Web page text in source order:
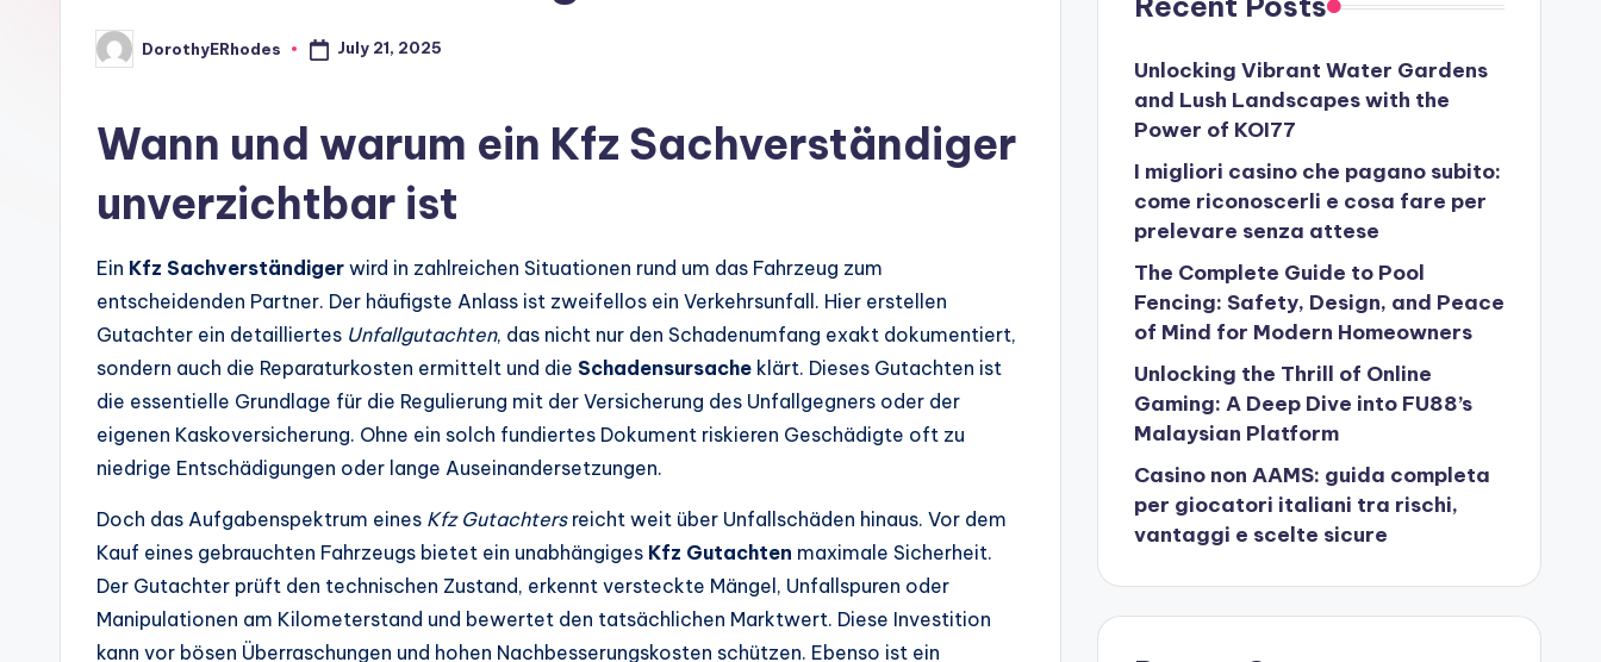
Posted
by
DorothyERhodes July 21, 2025
Wann und warum ein Kfz Sachverständiger
unverzichtbar ist
Ein Kfz Sachverständiger wird in zahlreichen Situationen rund um das Fahrzeug zum
entscheidenden Partner. Der häufigste Anlass ist zweifellos ein Verkehrsunfall. Hier erstellen
Gutachter ein detailliertes Unfallgutachten, das nicht nur den Schadenumfang exakt dokumentiert,
sondern auch die Reparaturkosten ermittelt und die Schadensursache klärt. Dieses Gutachten ist
die essentielle Grundlage für die Regulierung mit der Versicherung des Unfallgegners oder der
eigenen Kaskoversicherung. Ohne ein solch fundiertes Dokument riskieren Geschädigte oft zu
niedrige Entschädigungen oder lange Auseinandersetzungen.
Doch das Aufgabenspektrum eines Kfz Gutachtersreicht weit über Unfallschäden hinaus. Vor dem
Kauf eines gebrauchten Fahrzeugs bietet ein unabhängiges Kfz Gutachten maximale Sicherheit.
Der Gutachter prüft den technischen Zustand, erkennt versteckte Mängel, Unfallspuren oder
Manipulationen am Kilometerstand und bewertet den tatsächlichen Marktwert. Diese Investition
kann vor bösen Überraschungen und hohen Nachbesserungskosten schützen. Ebenso ist ein
Unlocking Vibrant Water Gardens
and Lush Landscapes with the
Power of KOI77
I migliori casino che pagano subito:
come riconoscerli e cosa fare per
prelevare senza attese
The Complete Guide to Pool
Fencing: Safety, Design, and Peace
of Mind for Modern Homeowners
Unlocking the Thrill of Online
Gaming: A Deep Dive into FU88’s
Malaysian Platform
Casino non AAMS: guida completa
per giocatori italiani tra rischi,
vantaggi e scelte sicure